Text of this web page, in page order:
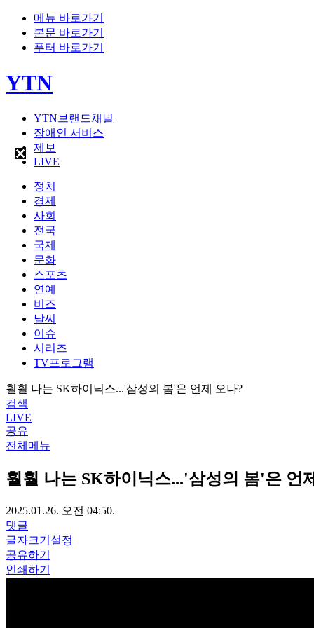
메뉴 바로가기
본문 바로가기
푸터 바로가기
YTN
YTN브랜드채널
장애인 서비스
제보
LIVE
정치
경제
사회
전국
국제
문화
스포츠
연예
비즈
날씨
이슈
시리즈
TV프로그램
훨훨 나는 SK하이닉스...'삼성의 봄'은 언제 오나?
검색
LIVE
공유
전체메뉴
훨훨 나는 SK하이닉스...'삼성의 봄'은 언
2025.01.26. 오전 04:50.
댓글
글자크기설정
공유하기
인쇄하기